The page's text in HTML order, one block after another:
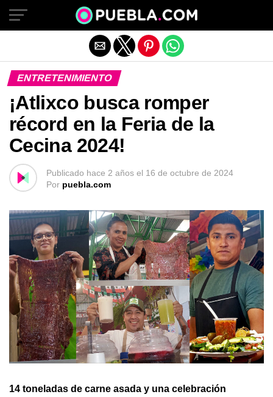
ENTRETENIMIENTO
¡Atlixco busca romper
récord en la Feria de la
Cecina 2024!
Publicado hace 2 años el 16 de octubre de 2024
Por puebla.com
14 toneladas de carne asada y una celebración
Salir de la versión móvil